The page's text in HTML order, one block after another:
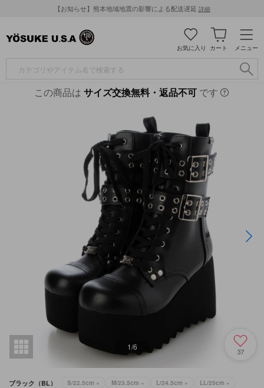
【お知らせ】熊本地域地震の影響による配送遅延 詳細
メニュー
カート
お気に入り
この商品は サイズ交換無料・返品不可 です
1/6
37
ブラック（BL） S/22.5cm × M/23.5cm × L/24.5cm × LL/25cm ×